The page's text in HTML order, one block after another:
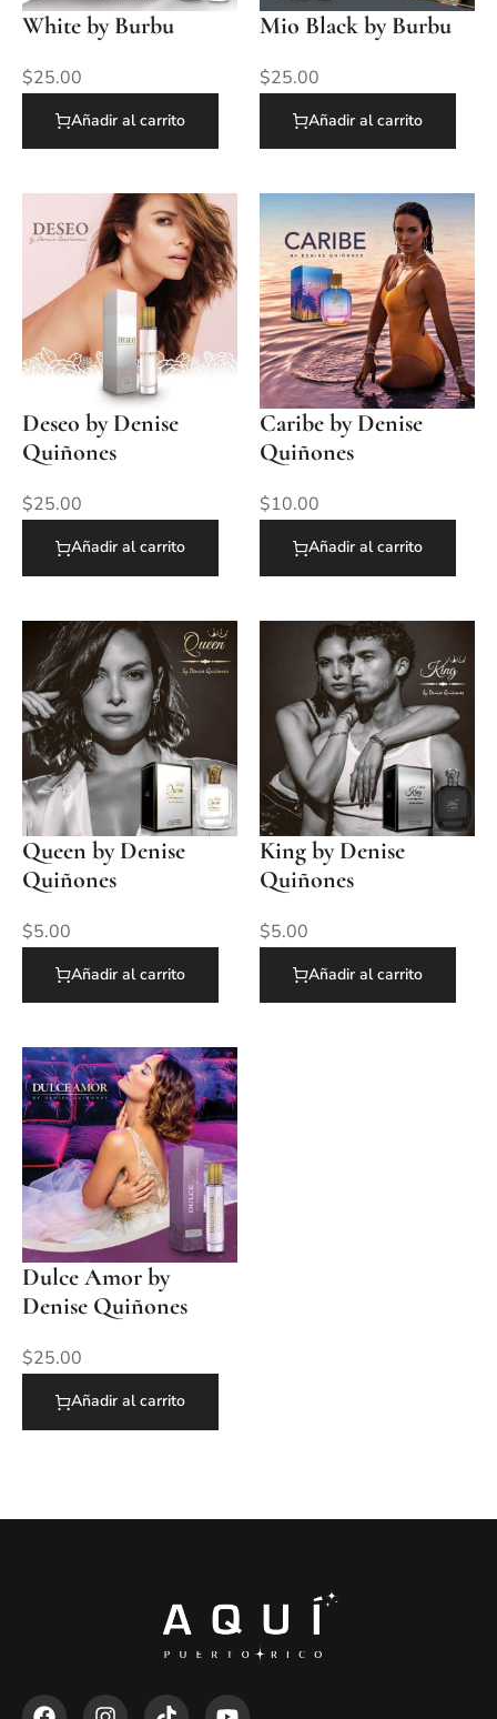
White by Burbu
$25.00
Añadir al carrito
Mio Black by Burbu
$25.00
Añadir al carrito
Deseo by Denise
Quiñones
$25.00
Añadir al carrito
Caribe by Denise
Quiñones
$10.00
Añadir al carrito
Queen by Denise
Quiñones
$5.00
Añadir al carrito
King by Denise
Quiñones
$5.00
Añadir al carrito
Dulce Amor by
Denise Quiñones
$25.00
Añadir al carrito